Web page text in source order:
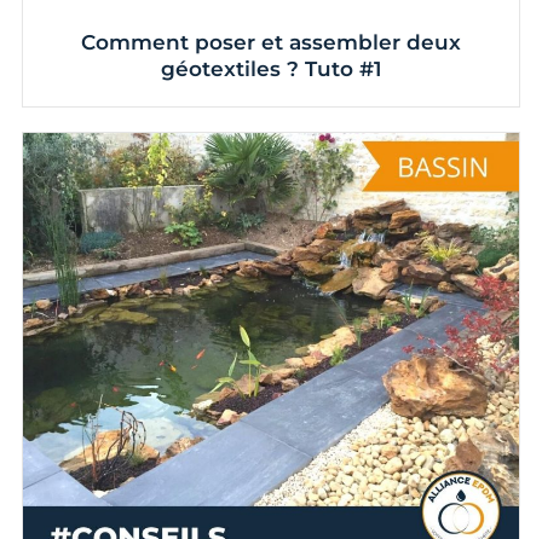
Comment poser et assembler deux
géotextiles ? Tuto #1